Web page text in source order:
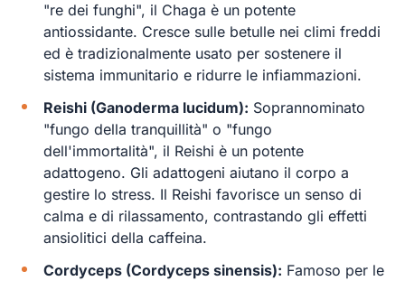
"re dei funghi", il Chaga è un potente
antiossidante. Cresce sulle betulle nei climi freddi
ed è tradizionalmente usato per sostenere il
sistema immunitario e ridurre le infiammazioni.
Reishi (Ganoderma lucidum): Soprannominato
"fungo della tranquillità" o "fungo
dell'immortalità", il Reishi è un potente
adattogeno. Gli adattogeni aiutano il corpo a
gestire lo stress. Il Reishi favorisce un senso di
calma e di rilassamento, contrastando gli effetti
ansiolitici della caffeina.
Cordyceps (Cordyceps sinensis): Famoso per le